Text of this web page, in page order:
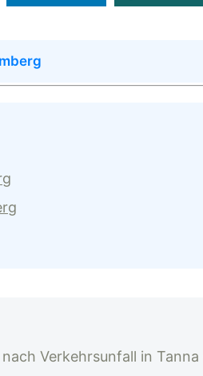
Verkehrsunfall in Tanna